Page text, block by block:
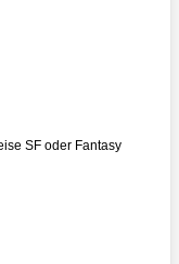
SF oder Fantasy